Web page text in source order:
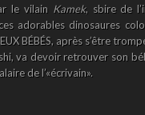
le vilain Kamek, sbire de
adorables dinosaures
BÉBÉS, après s’être
va devoir retrouver son
de l’«écrivain».